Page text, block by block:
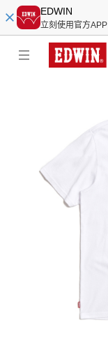
EDWIN
立刻使用官方APP